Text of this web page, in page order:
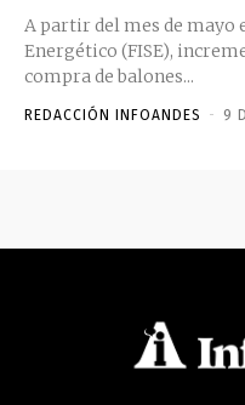
A partir del mes de mayo
Energético (FISE),
compra de balones...
REDACCIÓN INFOANDES - 9